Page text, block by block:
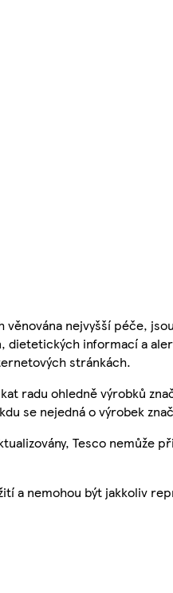
nejvyšší péče,
dietetických informací a
stránkách.
radu ohledně výrobků
se nejedná o výrobek
Tesco nemůže
a nemohou být jakkoliv